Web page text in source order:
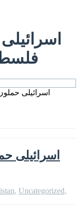
, Uncategorized,